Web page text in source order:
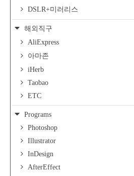
DSLR+미러리스
해외직구
AliExpress
아마존
iHerb
Taobao
ETC
Programs
Photoshop
Illustrator
InDesign
AfterEffect